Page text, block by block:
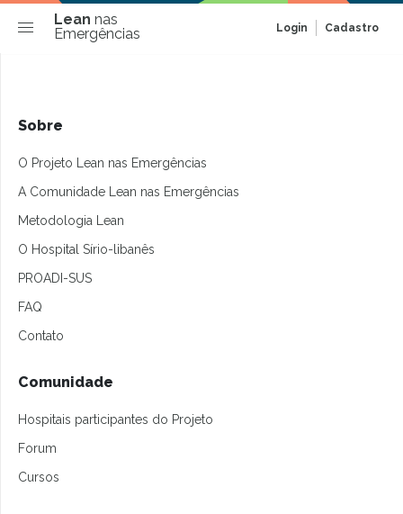
Lean nas
Emergências
Login Cadastro
Sobre
O Projeto Lean nas Emergências
A Comunidade Lean nas Emergências
Metodologia Lean
O Hospital Sírio-libanês
PROADI-SUS
FAQ
Contato
Comunidade
Hospitais participantes do Projeto
Forum
Cursos